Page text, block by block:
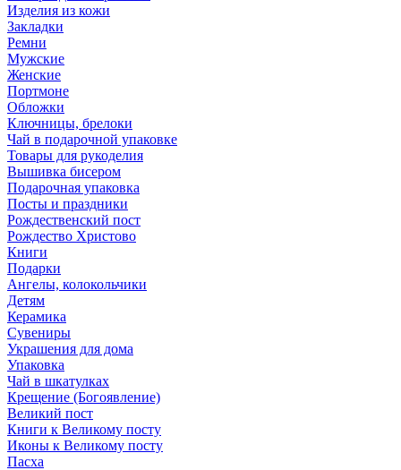
Изделия из кожи
Закладки
Ремни
Мужские
Женские
Портмоне
Обложки
Ключницы, брелоки
Чай в подарочной упаковке
Товары для рукоделия
Вышивка бисером
Подарочная упаковка
Посты и праздники
Рождественский пост
Рождество Христово
Книги
Подарки
Ангелы, колокольчики
Детям
Керамика
Сувениры
Украшения для дома
Упаковка
Чай в шкатулках
Крещение (Богоявление)
Великий пост
Книги к Великому посту
Иконы к Великому посту
Пасха